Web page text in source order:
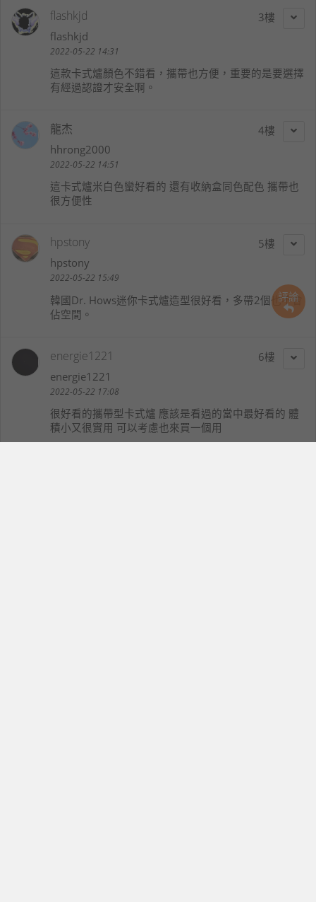
評論
3
flashkjd
flashkjd
2022-05-22 14:31
這款卡式爐顏色不錯看，攜帶也方便，重要的是要選擇
有經過認證才安全啊。
4
龍杰
hhrong2000
2022-05-22 14:51
這卡式爐米白色蠻好看的 還有收納盒同色配色 攜帶也
很方便性
5
hpstony
hpstony
2022-05-22 15:49
韓國Dr. Hows迷你卡式爐造型很好看，多帶2個也不會
佔空間。
6
energie1221
energie1221
2022-05-22 17:08
很好看的攜帶型卡式爐 應該是看過的當中最好看的 體
積小又很實用 可以考慮也來買一個用